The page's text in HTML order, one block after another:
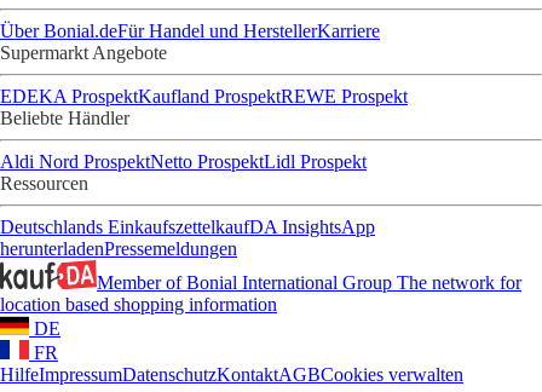
Über Bonial.deFür Handel und HerstellerKarriere
Supermarkt Angebote
EDEKA ProspektKaufland ProspektREWE Prospekt
Beliebte Händler
Aldi Nord ProspektNetto ProspektLidl Prospekt
Ressourcen
Deutschlands EinkaufszettelkaufDA InsightsApp
herunterladenPressemeldungen
Member of Bonial International Group The network for
location based shopping information
DE
FR
HilfeImpressumDatenschutzKontaktAGBCookies verwalten